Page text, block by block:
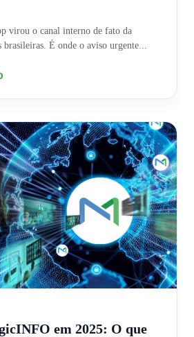
virou o canal interno de fato da
brasileiras. É onde o aviso urgente...
em 2025: O que